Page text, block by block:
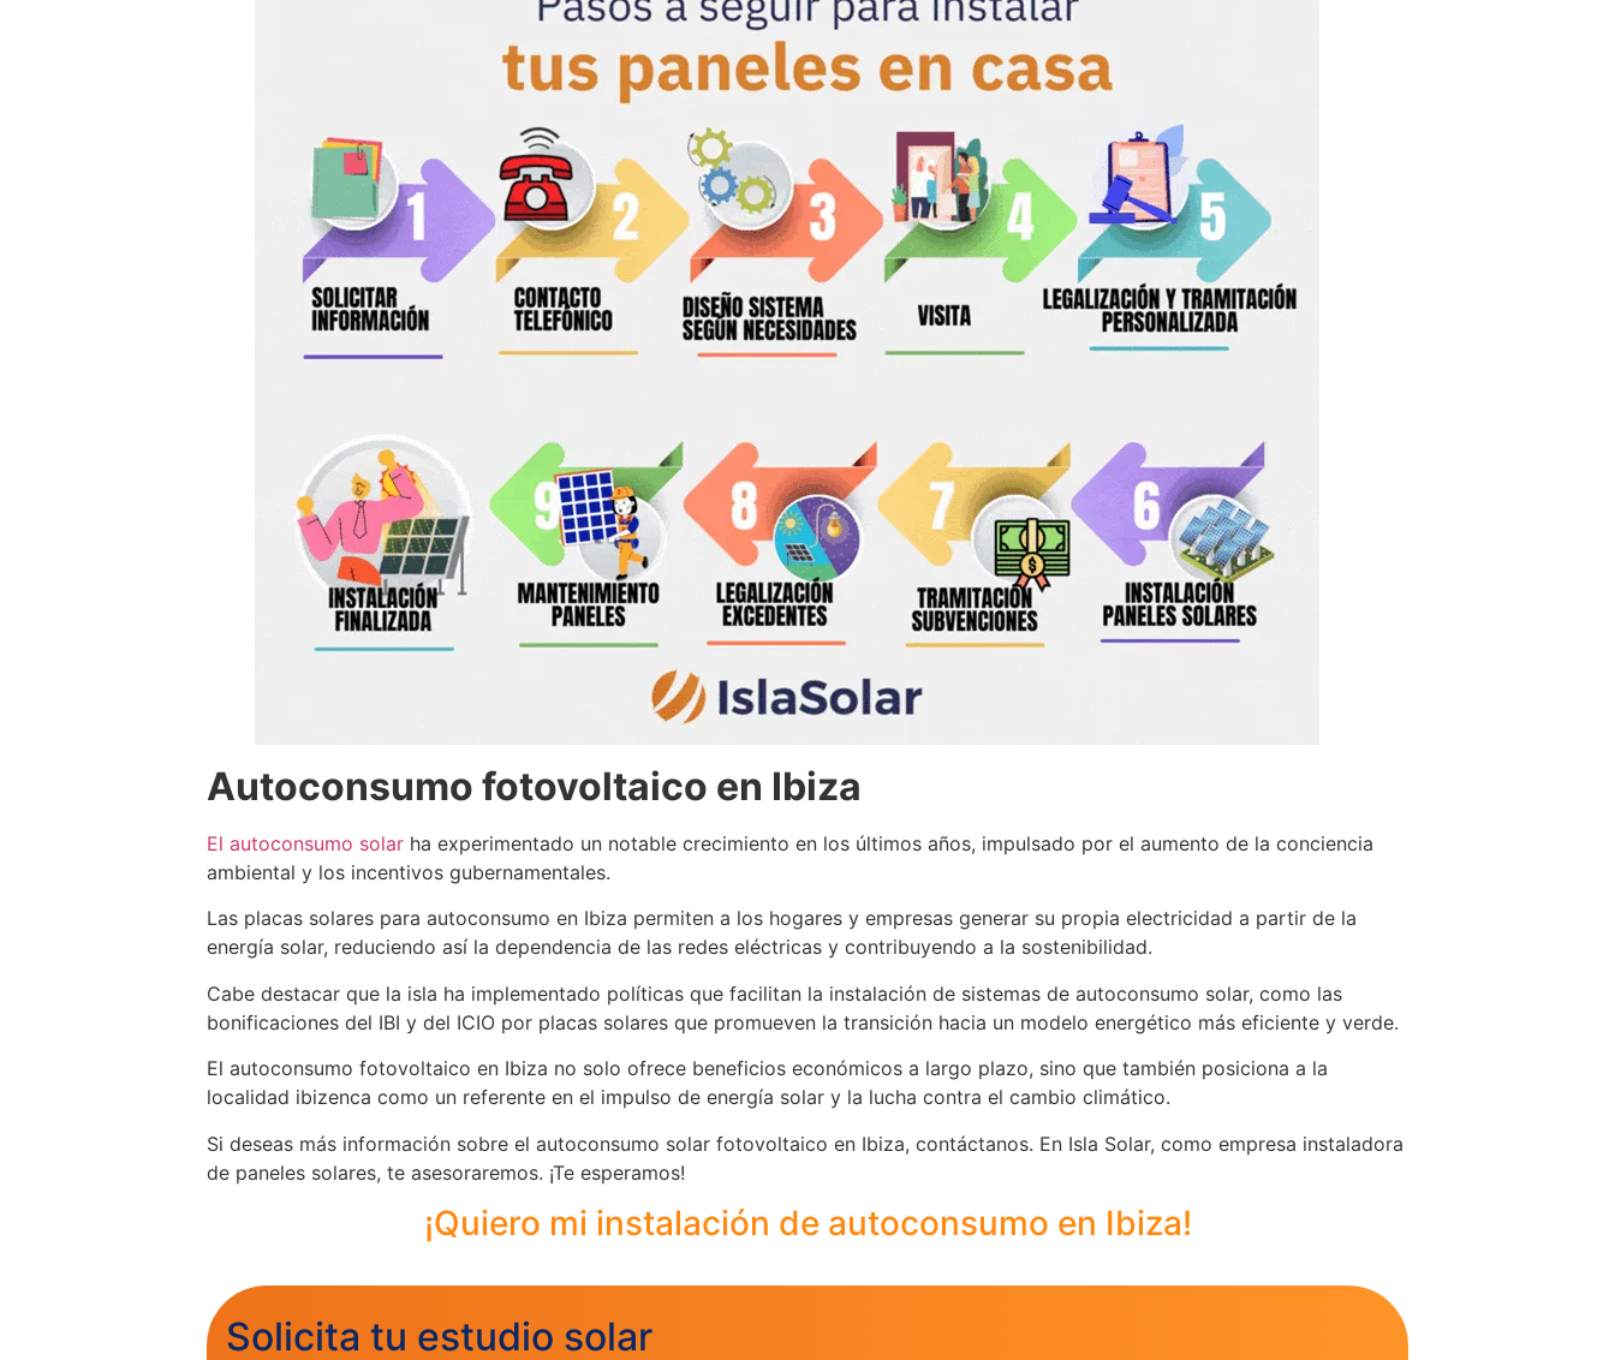
Autoconsumo fotovoltaico en Ibiza
El autoconsumo solar ha experimentado un notable crecimiento en los últimos años, impulsado por el aumento de la conciencia
ambiental y los incentivos gubernamentales.
Las placas solares para autoconsumo en Ibiza permiten a los hogares y empresas generar su propia electricidad a partir de la
energía solar, reduciendo así la dependencia de las redes eléctricas y contribuyendo a la sostenibilidad.
Cabe destacar que la isla ha implementado políticas que facilitan la instalación de sistemas de autoconsumo solar, como las
bonificaciones del IBI y del ICIO por placas solares que promueven la transición hacia un modelo energético más eficiente y verde.
El autoconsumo fotovoltaico en Ibiza no solo ofrece beneficios económicos a largo plazo, sino que también posiciona a la
localidad ibizenca como un referente en el impulso de energía solar y la lucha contra el cambio climático.
Si deseas más información sobre el autoconsumo solar fotovoltaico en Ibiza, contáctanos. En Isla Solar, como empresa instaladora
de paneles solares, te asesoraremos. ¡Te esperamos!
¡Quiero mi instalación de autoconsumo en Ibiza!
Solicita tu estudio solar